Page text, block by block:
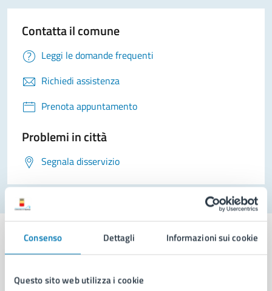
Consenso Dettagli Informazioni sui cookie
Questo sito web utilizza i cookie
Contatta il comune
Leggi le domande frequenti
Richiedi assistenza
Prenota appuntamento
Problemi in città
Segnala disservizio
Comune di Napoli